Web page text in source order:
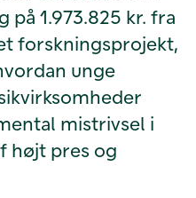
1.973.825 kr. fra
forskningsprojekt,
unge
mistrivsel i
højt pres og